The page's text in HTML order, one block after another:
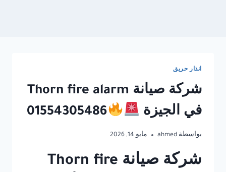
انذار حريق
شركة صيانة Thorn fire alarm
في الجيزة
01554305486
بواسطة ahmed مايو 14, 2026
شركة صيانة Thorn fire